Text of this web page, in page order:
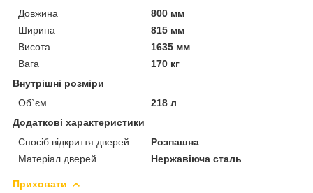
Довжина
800 мм
Ширина
815 мм
Висота
1635 мм
Вага
170 кг
Внутрішні розміри
Об`єм
218 л
Додаткові характеристики
Спосіб відкриття дверей
Розпашна
Матеріал дверей
Нержавіюча сталь
Приховати